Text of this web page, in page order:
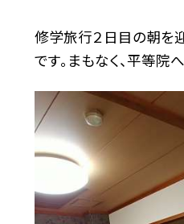
修学旅行２日目の朝を
です。まもなく、平等院